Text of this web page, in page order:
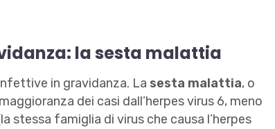
la sesta malattia
in gravidanza. La sesta malattia, o
dei casi dall’herpes virus 6, meno
stessa famiglia di virus che causa l’herpes